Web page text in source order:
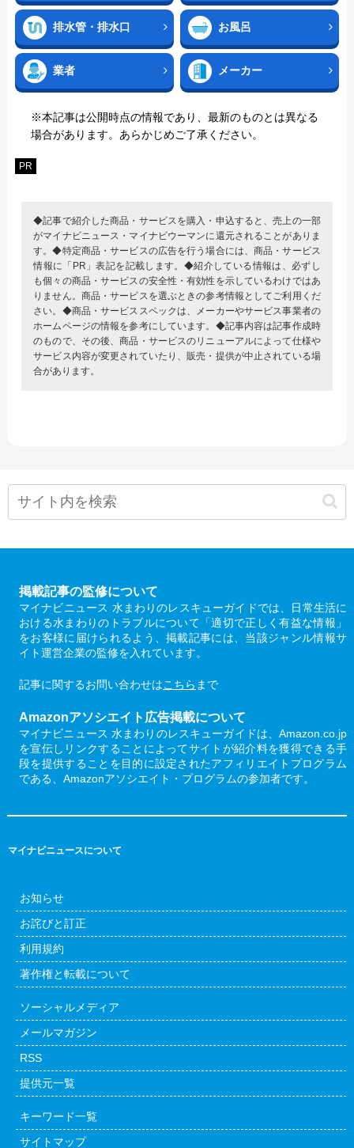
排水管・排水口 お風呂
業者 メーカー
※本記事は公開時点の情報であり、最新のものとは異なる
場合があります。あらかじめご了承ください。
PR
◆記事で紹介した商品・サービスを購入・申込すると、売上の一部
がマイナビニュース・マイナビウーマンに還元されることがありま
す。◆特定商品・サービスの広告を行う場合には、商品・サービス
情報に「PR」表記を記載します。◆紹介している情報は、必ずし
も個々の商品・サービスの安全性・有効性を示しているわけではあ
りません。商品・サービスを選ぶときの参考情報としてご利用くだ
さい。◆商品・サービススペックは、メーカーやサービス事業者の
ホームページの情報を参考にしています。◆記事内容は記事作成時
のもので、その後、商品・サービスのリニューアルによって仕様や
サービス内容が変更されていたり、販売・提供が中止されている場
合があります。
掲載記事の監修について
マイナビニュース 水まわりのレスキューガイドでは、日常生活に
おける水まわりのトラブルについて「適切で正しく有益な情報」
をお客様に届けられるよう、掲載記事には、当該ジャンル情報サ
イト運営企業の監修を入れています。
記事に関するお問い合わせはこちら まで
Amazonアソシエイト広告掲載について
マイナビニュース 水まわりのレスキューガイドは、Amazon.co.jp
を宣伝しリンクすることによってサイトが紹介料を獲得できる手
段を提供することを目的に設定されたアフィリエイトプログラム
である、Amazonアソシエイト・プログラムの参加者です。
マイナビニュースについて
お知らせ
お詫びと訂正
利用規約
著作権と転載について
ソーシャルメディア
メールマガジン
RSS
提供元一覧
キーワード一覧
サイトマップ